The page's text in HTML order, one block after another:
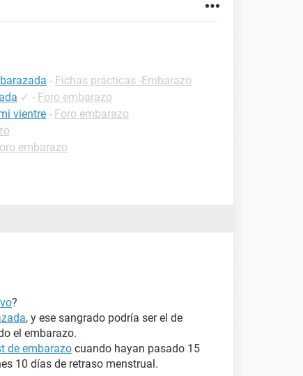
- Fichas prácticas -Embarazo
✓ - Foro embarazo
vientre - Foro embarazo
embarazo
?
, y ese sangrado podría ser el de
el embarazo.
de embarazo cuando hayan pasado 15
10 días de retraso menstrual.